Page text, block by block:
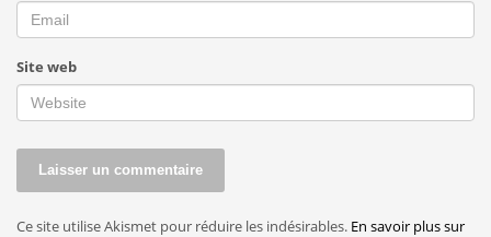
Site web
Ce site utilise Akismet pour réduire les indésirables. En savoir plus sur